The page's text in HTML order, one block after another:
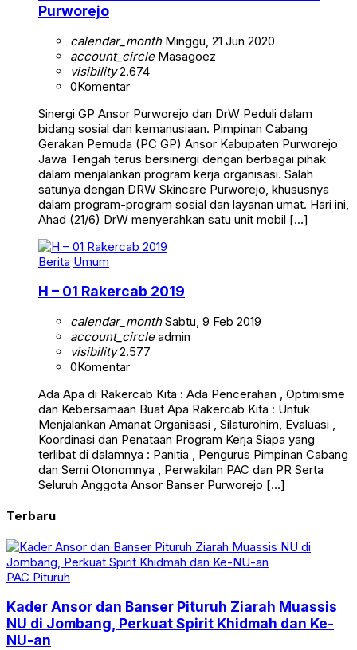
Purworejo
calendar_monthMinggu, 21 Jun 2020
account_circleMasagoez
visibility2.674
0Komentar
Sinergi GP Ansor Purworejo dan DrW Peduli dalam
bidang sosial dan kemanusiaan. Pimpinan Cabang
Gerakan Pemuda (PC GP) Ansor Kabupaten Purworejo
Jawa Tengah terus bersinergi dengan berbagai pihak
dalam menjalankan program kerja organisasi. Salah
satunya dengan DRW Skincare Purworejo, khususnya
dalam program-program sosial dan layanan umat. Hari ini,
Ahad (21/6) DrW menyerahkan satu unit mobil […]
Berita Umum
H – 01 Rakercab 2019
calendar_monthSabtu, 9 Feb 2019
account_circleadmin
visibility2.577
0Komentar
Ada Apa di Rakercab Kita : Ada Pencerahan , Optimisme
dan Kebersamaan Buat Apa Rakercab Kita : Untuk
Menjalankan Amanat Organisasi , Silaturohim, Evaluasi ,
Koordinasi dan Penataan Program Kerja Siapa yang
terlibat di dalamnya : Panitia , Pengurus Pimpinan Cabang
dan Semi Otonomnya , Perwakilan PAC dan PR Serta
Seluruh Anggota Ansor Banser Purworejo […]
Terbaru
PAC Pituruh
Kader Ansor dan Banser Pituruh Ziarah Muassis
NU di Jombang, Perkuat Spirit Khidmah dan Ke-
NU-an